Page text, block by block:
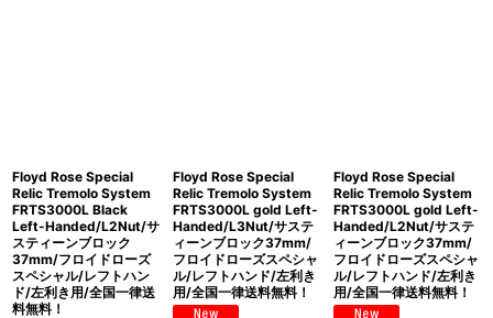
Floyd Rose Special
Relic Tremolo System
FRTS3000L Black
Left-Handed/L2Nut/サ
スティーンブロック
37mm/フロイドローズ
スペシャル/レフトハン
ド/左利き用/全国一律送
料無料！
Floyd Rose Special
Relic Tremolo System
FRTS3000L gold Left-
Handed/L3Nut/サステ
ィーンブロック37mm/
フロイドローズスペシャ
ル/レフトハンド/左利き
用/全国一律送料無料！
Floyd Rose Special
Relic Tremolo System
FRTS3000L gold Left-
Handed/L2Nut/サステ
ィーンブロック37mm/
フロイドローズスペシャ
ル/レフトハンド/左利き
用/全国一律送料無料！